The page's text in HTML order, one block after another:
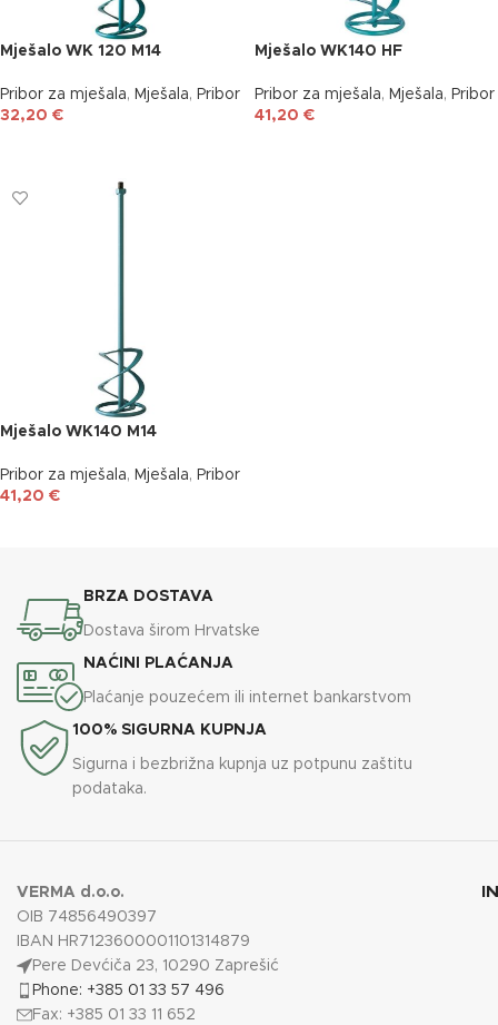
Mješalo WK 120 M14
Pribor za mješala, Mješala, Pribor
32,20 €
Mješalo WK140 HF
Pribor za mješala, Mješala, Pribor
41,20 €
Mješalo WK140 M14
Pribor za mješala, Mješala, Pribor
41,20 €
BRZA DOSTAVA
Dostava širom Hrvatske
NAĆINI PLAĆANJA
Plaćanje pouzećem ili internet bankarstvom
100% SIGURNA KUPNJA
Sigurna i bezbrižna kupnja uz potpunu zaštitu
podataka.
VERMA d.o.o.
OIB 74856490397
IBAN HR7123600001101314879
Pere Devćiča 23, 10290 Zaprešić
Phone: +385 01 33 57 496
Fax: +385 01 33 11 652